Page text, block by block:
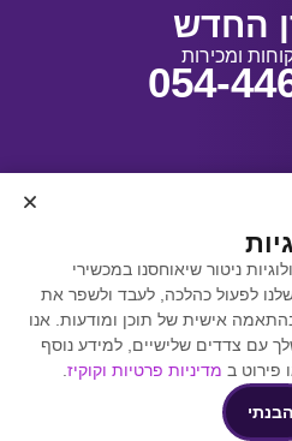
החדש
ומכירות
054-
באמצעות
Y.Y.
ניטור שיאוחסנו במכשירי
לפעול כהלכה, לעבד ולשפר את
אישית של תוכן ומודעות. אנו
עם צדדים שלישיים, למידע נוסף
פירוט ב מדיניות פרטיות וקוקיז
הבנתי